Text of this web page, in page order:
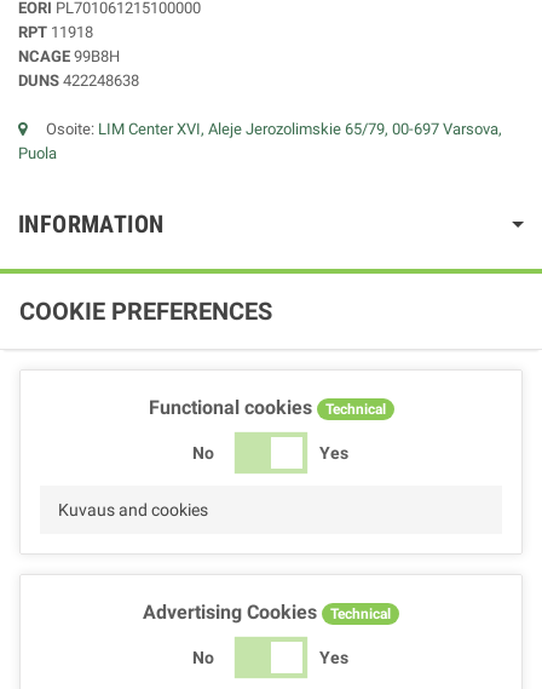
EORI PL701061215100000
RPT 11918
NCAGE 99B8H
DUNS 422248638
Osoite: LIM Center XVI, Aleje Jerozolimskie 65/79, 00-697 Varsova,
Puola
INFORMATION
COOKIE PREFERENCES
Functional cookies Technical
No Yes
Kuvaus and cookies
Advertising Cookies Technical
No Yes